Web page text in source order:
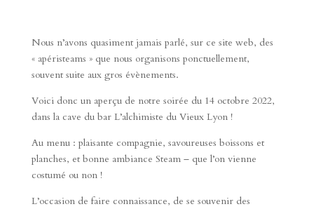
Nous n’avons quasiment jamais parlé, sur ce site web, des
« apéristeams » que nous organisons ponctuellement,
souvent suite aux gros évènements.
Voici donc un aperçu de notre soirée du 14 octobre 2022,
dans la cave du bar L’alchimiste du Vieux Lyon !
Au menu : plaisante compagnie, savoureuses boissons et
planches, et bonne ambiance Steam – que l’on vienne
costumé ou non !
L’occasion de faire connaissance, de se souvenir des